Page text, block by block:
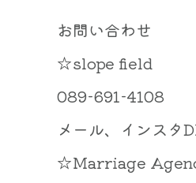
お問い合わせ
☆slope field
089-691-4108
メール、インスタ
☆Marriage